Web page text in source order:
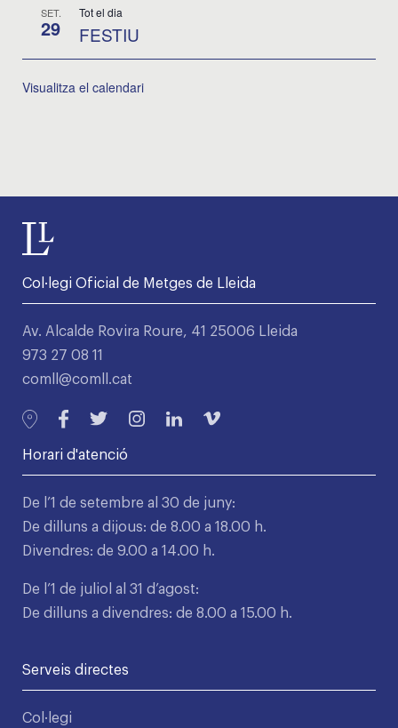
SET.
29
Tot el dia
FESTIU
Visualitza el calendari
Col·legi Oficial de Metges de Lleida
Av. Alcalde Rovira Roure, 41 25006 Lleida
973 27 08 11
comll@comll.cat
Horari d'atenció
De l’1 de setembre al 30 de juny:
De dilluns a dijous: de 8.00 a 18.00 h.
Divendres: de 9.00 a 14.00 h.
De l’1 de juliol al 31 d’agost:
De dilluns a divendres: de 8.00 a 15.00 h.
Serveis directes
Col·legi